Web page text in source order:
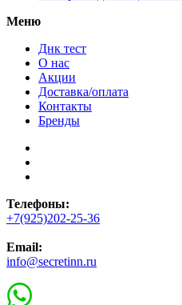
Меню
Днк тест
О нас
Акции
Доставка/оплата
Контакты
Бренды
Телефоны:
+7(925)202-25-36
Email:
info@secretinn.ru